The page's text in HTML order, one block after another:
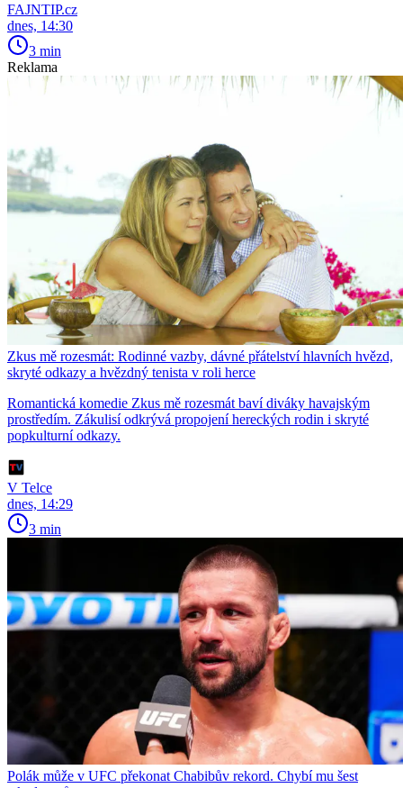
FAJNTIP.cz
dnes, 14:30
3 min
Reklama
Zkus mě rozesmát: Rodinné vazby, dávné přátelství hlavních hvězd,
skryté odkazy a hvězdný tenista v roli herce
Romantická komedie Zkus mě rozesmát baví diváky havajským
prostředím. Zákulisí odkrývá propojení hereckých rodin i skryté
popkulturní odkazy.
V Telce
dnes, 14:29
3 min
Polák může v UFC překonat Chabibův rekord. Chybí mu šest